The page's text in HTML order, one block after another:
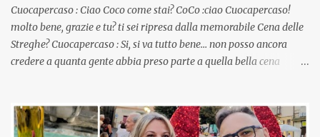
Cuocapercaso : Ciao Coco come stai? CoCo :ciao Cuocapercaso!
molto bene, grazie e tu? ti sei ripresa dalla memorabile Cena delle
Streghe? Cuocapercaso : Si, si va tutto bene… non posso ancora
credere a quanta gente abbia preso parte a quella bella cena
pranzo, racconta un po'! Perchè io avrò ospiti e cerco degli spunti...
Cuocapercaso : A dire il vero domenica prossima non preparo